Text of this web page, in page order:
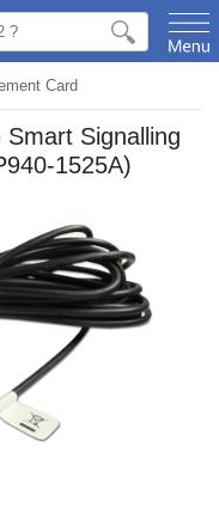
Card
Signalling
1525A)